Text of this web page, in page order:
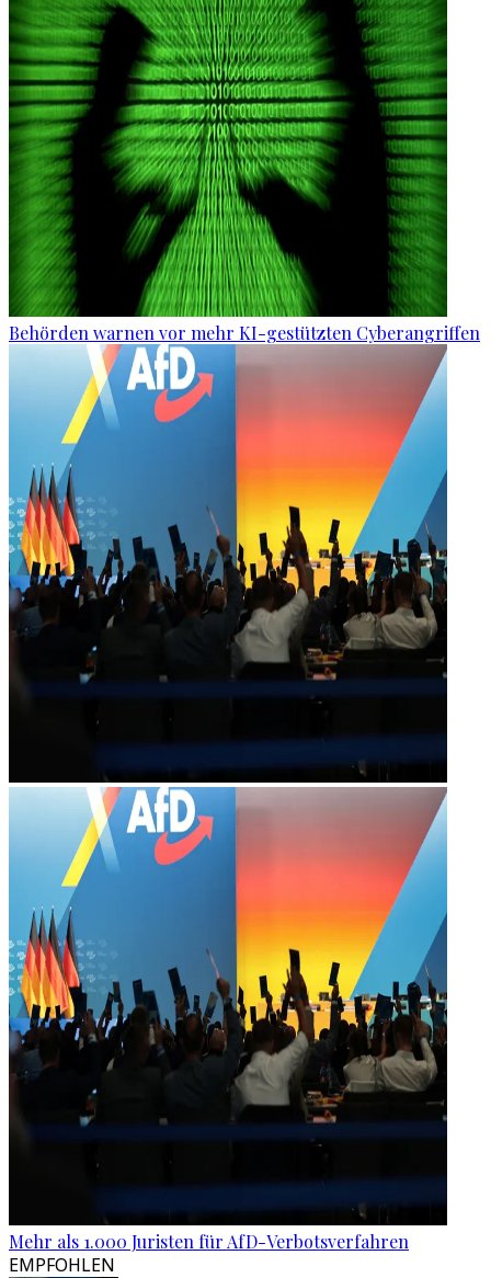
Behörden warnen vor mehr KI-gestützten Cyberangriffen
Mehr als 1.000 Juristen für AfD-Verbotsverfahren
EMPFOHLEN